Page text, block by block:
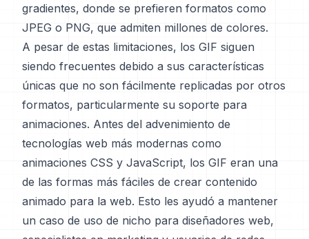
gradientes, donde se prefieren formatos como
JPEG o PNG, que admiten millones de colores.
A pesar de estas limitaciones, los GIF siguen
siendo frecuentes debido a sus características
únicas que no son fácilmente replicadas por otros
formatos, particularmente su soporte para
animaciones. Antes del advenimiento de
tecnologías web más modernas como
animaciones CSS y JavaScript, los GIF eran una
de las formas más fáciles de crear contenido
animado para la web. Esto les ayudó a mantener
un caso de uso de nicho para diseñadores web,